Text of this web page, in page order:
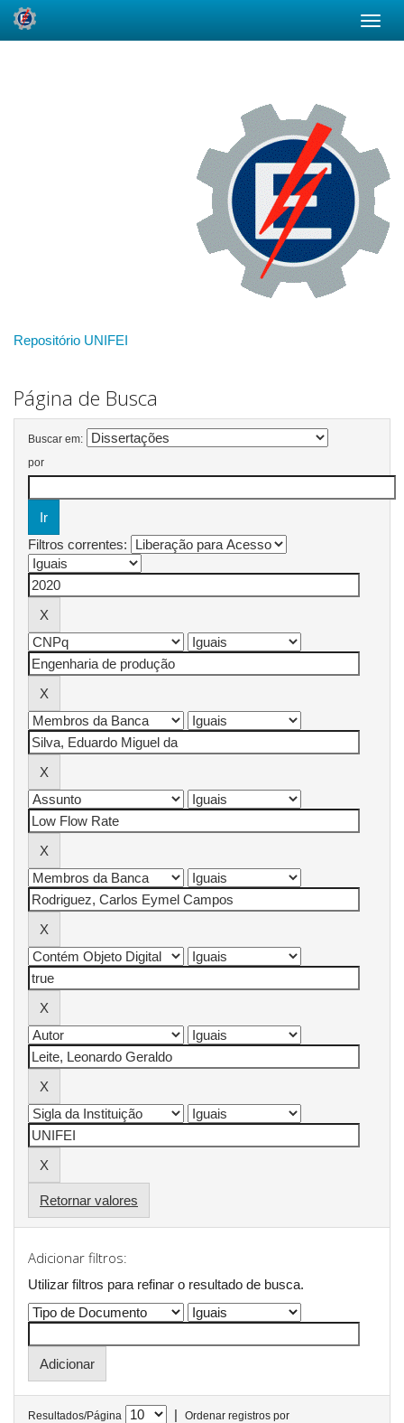
Repositório UNIFEI
Página de Busca
Buscar em:
por
Filtros correntes:
Retornar valores
Adicionar filtros:
Utilizar filtros para refinar o resultado de busca.
Resultados/Página |
Ordenar registros por